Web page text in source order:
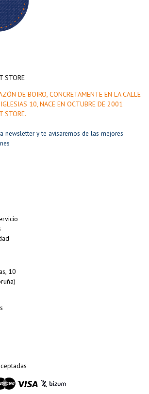
STORE
DE BOIRO, CONCRETAMENTE EN LA CALLE
10, NACE EN OCTUBRE DE 2001
STORE.
newsletter y te avisaremos de las mejores
10